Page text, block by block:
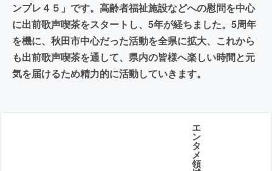
ンプレ４５」です。高齢者福祉施設などへの慰問を中心
に出前歌声喫茶をスタートし、5年が経ちました。5周年
を機に、秋田市中心だった活動を全県に拡大、これから
も出前歌声喫茶を通して、県内の皆様へ楽しい時間と元
気を届けるため精力的に活動していきます。
エ
ン
タ
メ
領